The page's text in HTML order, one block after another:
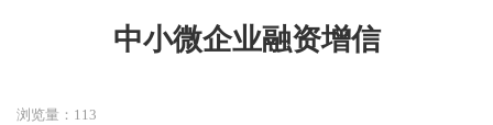
中小微企业融资增信
浏览量： 113